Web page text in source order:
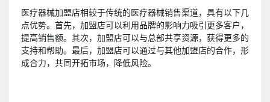
医疗器械加盟店相较于传统的医疗器械销售渠道，具有以下几
点优势。首先，加盟店可以利用品牌的影响力吸引更多客户，
提高销售额。其次，加盟店可以与总部共享资源，获得更多的
支持和帮助。最后，加盟店可以通过与其他加盟店的合作，形
成合力，共同开拓市场，降低风险。